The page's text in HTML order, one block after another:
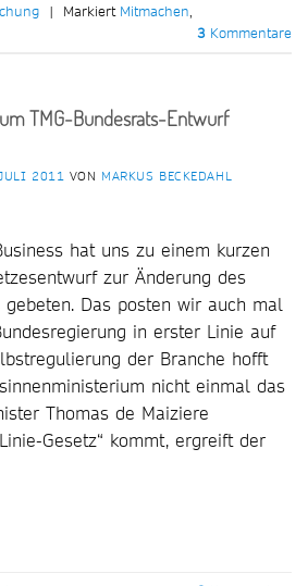
| Markiert Mitmachen,
3 Kommentare
TMG-Bundesrats-Entwurf
2011 VON MARKUS BECKEDAHL
hat uns zu einem kurzen
zur Änderung des
gebeten. Das posten wir auch mal
in erster Linie auf
der Branche hofft
nicht einmal das
Thomas de Maiziere
Gesetz“ kommt, ergreift der